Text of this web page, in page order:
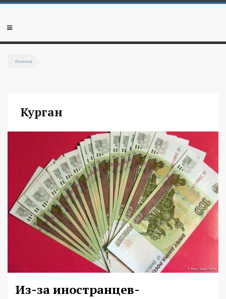
Перейти к основному содержанию
Мобильное
Главная
Курган
Из-за иностранцев-